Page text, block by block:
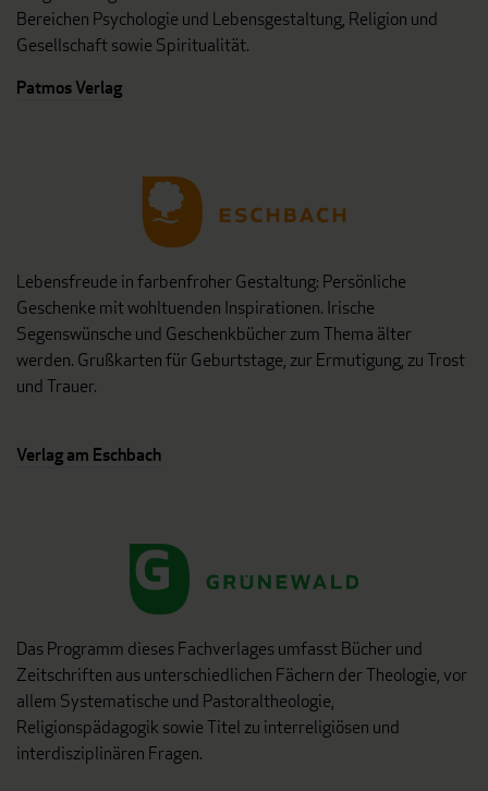
Bereichen Psychologie und Lebensgestaltung, Religion und
Gesellschaft sowie Spiritualität.
Patmos Verlag
Lebensfreude in farbenfroher Gestaltung: Persönliche
Geschenke mit wohltuenden Inspirationen. Irische
Segenswünsche und Geschenkbücher zum Thema älter
werden. Grußkarten für Geburtstage, zur Ermutigung, zu Trost
und Trauer.
Verlag am Eschbach
Das Programm dieses Fachverlages umfasst Bücher und
Zeitschriften aus unterschiedlichen Fächern der Theologie, vor
allem Systematische und Pastoraltheologie,
Religionspädagogik sowie Titel zu interreligiösen und
interdisziplinären Fragen.